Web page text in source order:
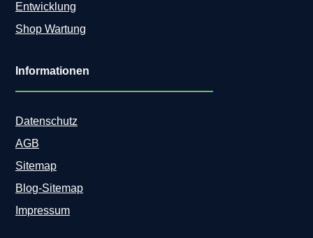
Entwicklung
Shop Wartung
Informationen
Datenschutz
AGB
Sitemap
Blog-Sitemap
Impressum